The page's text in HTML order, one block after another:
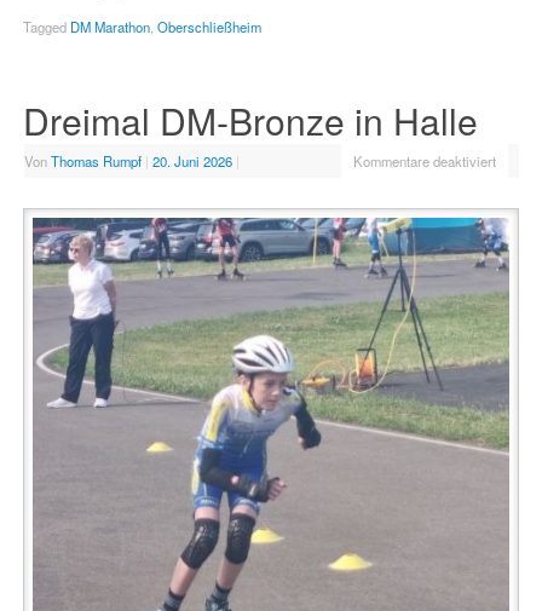
Tagged DM Marathon, Oberschließheim
Dreimal DM-Bronze in Halle
VonThomas Rumpf | 20. Juni 2026 | Kommentare deaktiviert